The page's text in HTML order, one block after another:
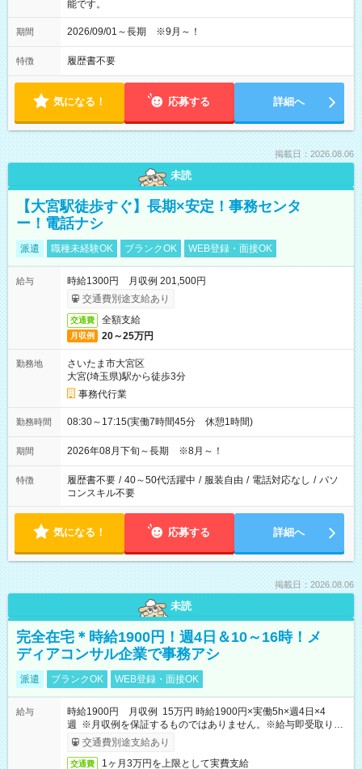
能です。
期間 2026/09/01～長期 ※9月～！
特徴 履歴書不要
気になる！ 応募する 詳細へ
掲載日：2026.08.06
未読
【大宮駅徒歩すぐ】長期×安定！事務センタ
ー！電話ナシ
派遣 職種未経験OK ブランクOK WEB登録・面接OK
給与
時給1300円 月収例 201,500円
交通費別途支給あり
交通費 全額支給
月収例 20～25万円
勤務地
さいたま市大宮区
大宮(埼玉県)駅から徒歩3分
事務代行業
勤務時間 08:30～17:15(実働7時間45分 休憩1時間)
期間 2026年08月下旬～長期 ※8月～！
特徴 履歴書不要 / 40～50代活躍中 / 服装自由 / 電話対応なし / パソ
コンスキル不要
気になる！ 応募する 詳細へ
掲載日：2026.08.06
未読
完全在宅＊時給1900円！週4日＆10～16時！メ
ディアコンサル企業で事務アシ
派遣 ブランクOK WEB登録・面接OK
給与
時給1900円 月収例 15万円 時給1900円×実働5h×週4日×4
週 ※月収例を保証するものではありません。※給与即受取りサ
ービス利用可（利用条件有）
交通費別途支給あり
交通費 1ヶ月3万円を上限として実費支給